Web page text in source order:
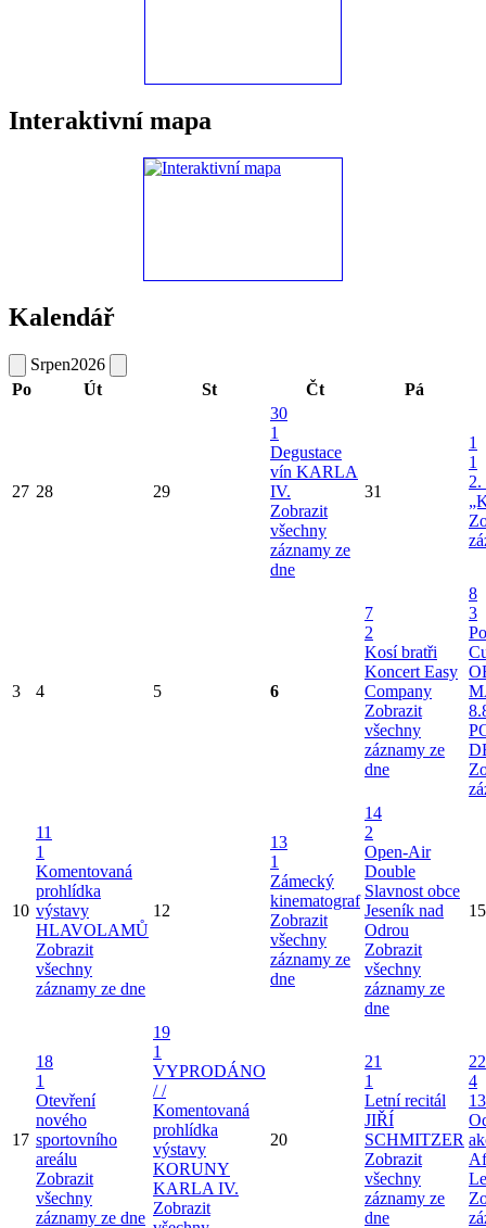
Interaktivní mapa
Kalendář
Srpen2026
Po
Út St Čt Pá
27 28 29
30
1
Degustace
vín KARLA
IV.
Zobrazit
všechny
záznamy ze
dne
31
1
1
2.
3 4 5 6
7
2
Kosí bratři
Koncert Easy
Company
Zobrazit
všechny
záznamy ze
dne
8
3
10
11
1
Komentovaná
prohlídka
výstavy
HLAVOLAMŮ
Zobrazit
všechny
záznamy ze dne
12
13
1
Zámecký
kinematograf
Zobrazit
všechny
záznamy ze
dne
14
2
Open-Air
Double
Slavnost obce
Jeseník nad
Odrou
Zobrazit
všechny
záznamy ze
dne
15
17
18
1
Otevření
nového
sportovního
areálu
Zobrazit
všechny
záznamy ze dne
19
1
VYPRODÁNO
/ /
Komentovaná
prohlídka
výstavy
KORUNY
KARLA IV.
Zobrazit
20
21
1
Letní recitál
JIŘÍ
SCHMITZER
Zobrazit
všechny
záznamy ze
dne
22
4